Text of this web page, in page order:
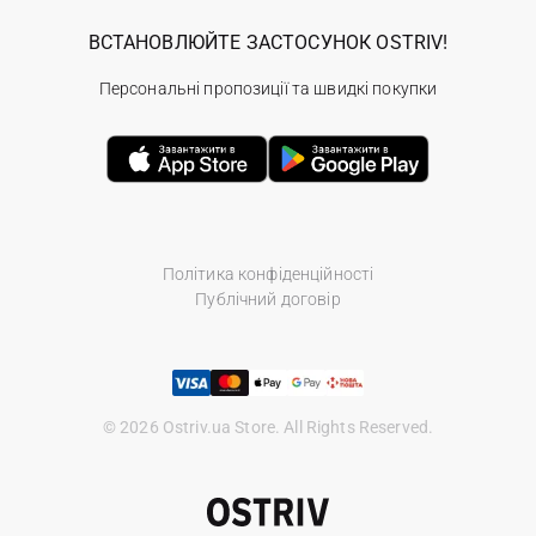
Політика конфіденційності
Публічний договір
© 2026 Ostriv.ua Store. All Rights Reserved.
ВСТАНОВЛЮЙТЕ ЗАСТОСУНОК OSTRIV!
Персональні пропозиції та швидкі покупки